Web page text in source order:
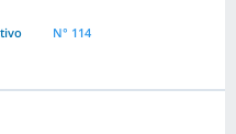
N° 114